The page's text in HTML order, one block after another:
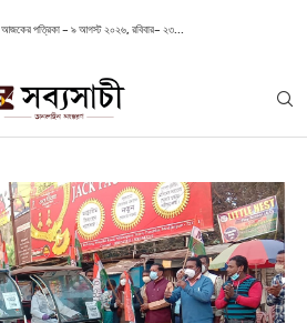
আজকের পত্রিকা – ৯ আগস্ট ২০২৬, রবিবার– ২৩...